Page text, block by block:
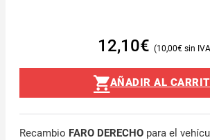
12,10€ 10,00€
AÑADIR AL
Recambio FARO DERECHOpara el